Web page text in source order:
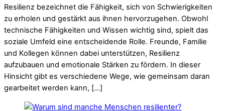
Resilienz bezeichnet die Fähigkeit, sich von Schwierigkeiten
zu erholen und gestärkt aus ihnen hervorzugehen. Obwohl
technische Fähigkeiten und Wissen wichtig sind, spielt das
soziale Umfeld eine entscheidende Rolle. Freunde, Familie
und Kollegen können dabei unterstützen, Resilienz
aufzubauen und emotionale Stärken zu fördern. In dieser
Hinsicht gibt es verschiedene Wege, wie gemeinsam daran
gearbeitet werden kann, […]